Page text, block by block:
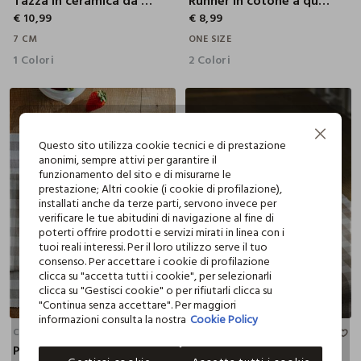
€ 10,99
7 CM
1 Colori
€ 8,99
ONE SIZE
2 Colori
20 CM
CROFF
Piatto dessert in gres
7X26 CM
Insalatiera in porcellana
Questo sito utilizza cookie tecnici e di prestazione
anonimi, sempre attivi per garantire il
funzionamento del sito e di misurarne le
prestazione; Altri cookie (i cookie di profilazione),
installati anche da terze parti, servono invece per
verificare le tue abitudini di navigazione al fine di
poterti offrire prodotti e servizi mirati in linea con i
tuoi reali interessi. Per il loro utilizzo serve il tuo
consenso. Per accettare i cookie di profilazione
clicca su "accetta tutti i cookie", per selezionarli
clicca su "Gestisci cookie" o per rifiutarli clicca su
"Continua senza accettare". Per maggiori
informazioni consulta la nostra Cookie Policy
Continua senza accettare